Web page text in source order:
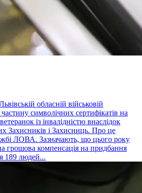
обласній військовій
частину символічних сертифікатів на
із інвалідністю внаслідок
Захисників і Захисниць. Про це
ЛОВА. Зазначають, що цього року
грошова компенсація на придбання
189 людей...